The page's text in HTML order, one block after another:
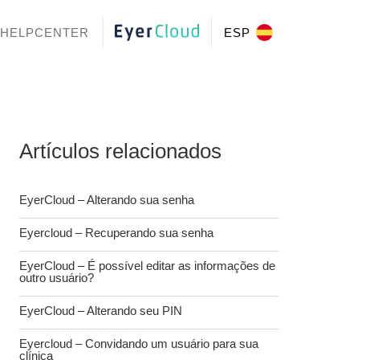
HELPCENTER EYERCLOUD ESP
Artículos relacionados
EyerCloud – Alterando sua senha
Eyercloud – Recuperando sua senha
EyerCloud – É possível editar as informações de
outro usuário?
EyerCloud – Alterando seu PIN
Eyercloud – Convidando um usuário para sua
clínica